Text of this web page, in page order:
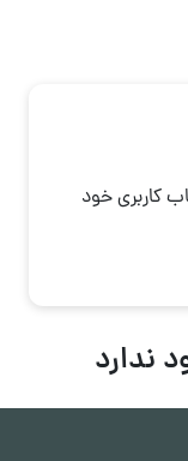
کاربری خود
ندارد